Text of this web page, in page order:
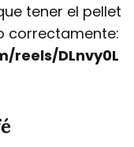
tener el pellet
correctamente:
reels/DLnvy0L